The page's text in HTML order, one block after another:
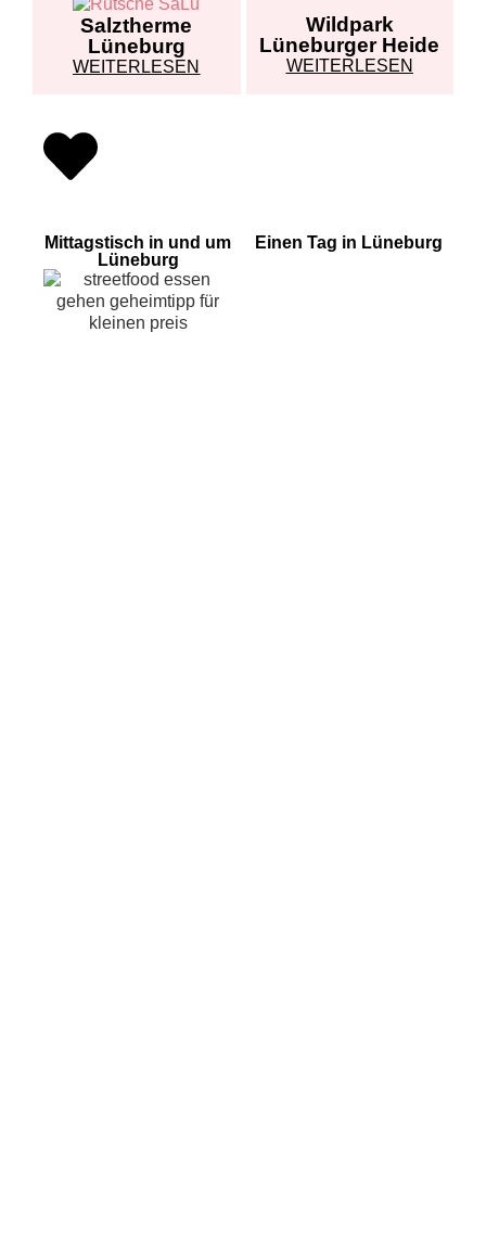
Salztherme
Lüneburg
WEITERLESEN
Wildpark
Lüneburger Heide
WEITERLESEN
Mittagstisch in und um
Lüneburg
Einen Tag in Lüneburg